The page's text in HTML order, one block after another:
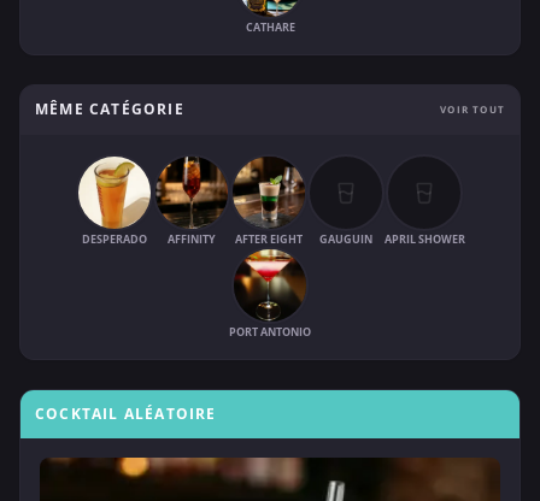
CATHARE
MÊME CATÉGORIE VOIR TOUT
DESPERADO AFFINITY AFTER EIGHT GAUGUIN APRIL SHOWER
PORT ANTONIO
COCKTAIL ALÉATOIRE